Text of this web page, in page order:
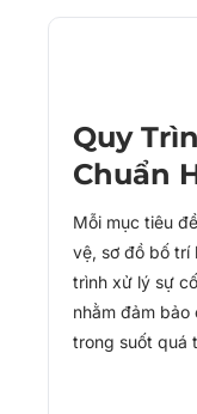
Quy
Chuẩn
Mỗi mục tiêu
vệ, sơ đồ bố trí
trình xử lý sự
nhằm đảm
trong suốt quá